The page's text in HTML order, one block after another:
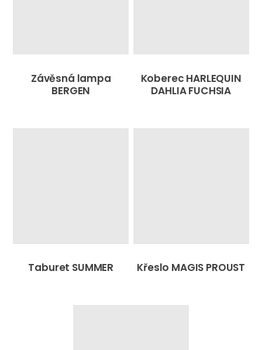
Závěsná lampa
BERGEN
Koberec HARLEQUIN
DAHLIA FUCHSIA
Taburet SUMMER Křeslo MAGIS PROUST